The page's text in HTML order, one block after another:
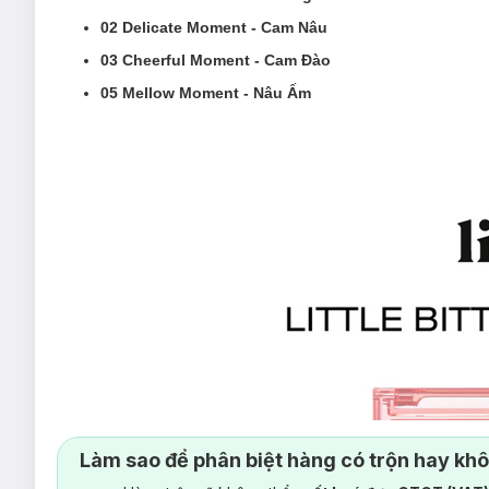
02 Delicate Moment - Cam Nâu
03 Cheerful Moment - Cam Đào
05 Mellow Moment - Nâu Ấm
Làm sao để phân biệt hàng có trộn hay